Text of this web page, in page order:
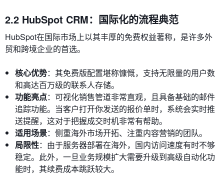
2.2 HubSpot CRM：国际化的流程典范
HubSpot在国际市场上以其丰厚的免费权益著称，是许多外
贸和跨境企业的首选。
核心优势：其免费版配置堪称慷慨，支持无限量的用户数
和高达百万级的联系人存储。
功能亮点：可视化销售管道非常直观，且具备基础的邮件
追踪功能。当客户打开你发送的报价单时，系统会实时推
送提醒，这对于把握成交时机非常有帮助。
适用场景：侧重海外市场开拓、注重内容营销的团队。
局限性：由于服务器部署在海外，国内访问速度有时不够
稳定。此外，一旦业务规模扩大需要升级到高级自动化功
能时，其续费成本跳跃较大。